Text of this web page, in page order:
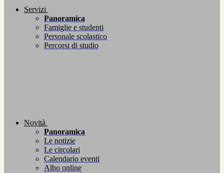
Servizi
Panoramica
Famiglie e studenti
Personale scolastico
Percorsi di studio
Novità
Panoramica
Le notizie
Le circolari
Calendario eventi
Albo online